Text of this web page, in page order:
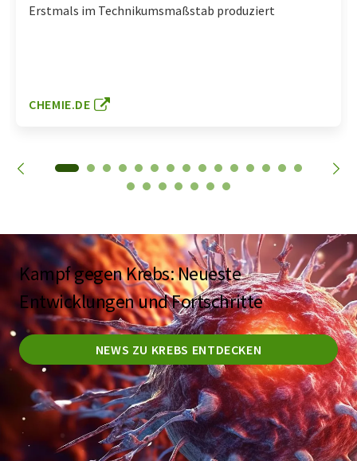
Erstmals im Technikumsmaßstab produziert
CHEMIE.DE
Kampf gegen Krebs: Neueste
Entwicklungen und Fortschritte
NEWS ZU KREBS ENTDECKEN